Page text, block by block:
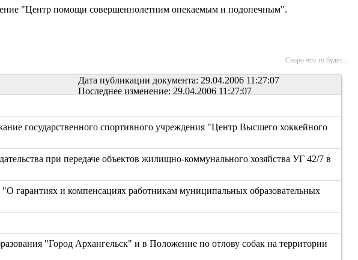
"Центр помощи совершеннолетним опекаемым и подопечным".
Скоро что то будет...
Дата публикации документа: 29.04.2006 11:27:07
Последнее изменение: 29.04.2006 11:27:07
государственного спортивного учреждения "Центр Высшего хоккейного
при передаче объектов жилищно-коммунального хозяйства УГ 42/7 в
гарантиях и компенсациях работникам муниципальных образовательных
"Город Архангельск" и в Положение по отлову собак на территории